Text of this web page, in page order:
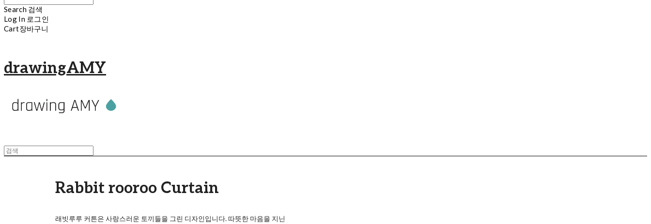
Search 검색
Log In 로그인
Cart장바구니
drawingAMY
Rabbit rooroo Curtain
래빗루루 커튼은 사랑스러운 토끼들을 그린 디자인입니다. 따뜻한 마음을 지닌